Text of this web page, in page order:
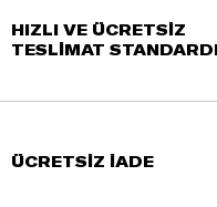
HIZLI VE ÜCRETSİZ
TESLİMAT
ÜCRETSİZ İADE